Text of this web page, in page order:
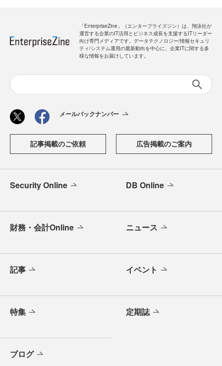
「EnterpriseZine」（エンタープライズジン）は、翔泳社が
運営する企業のIT活用とビジネス成長を支援するITリーダー
向け専門メディアです。データテクノロジー/情報セキュリ
ティ/システム運用の最新動向を中心に、企業ITに関する多
様な情報をお届けしています。
メールバックナンバー
記事掲載のご依頼 広告掲載のご案内
Security Online DB Online
財務・会計Online ニュース
記事 イベント
特集 定期誌
ブログ